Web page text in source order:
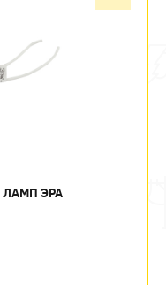
ЛАМП ЭРА